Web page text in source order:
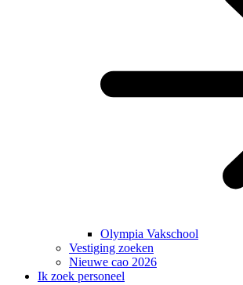
Olympia Vakschool
Vestiging zoeken
Nieuwe cao 2026
Ik zoek personeel